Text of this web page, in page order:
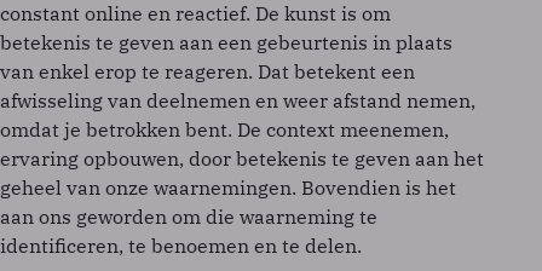
constant online en reactief. De kunst is om
betekenis te geven aan een gebeurtenis in plaats
van enkel erop te reageren. Dat betekent een
afwisseling van deelnemen en weer afstand nemen,
omdat je betrokken bent. De context meenemen,
ervaring opbouwen, door betekenis te geven aan het
geheel van onze waarnemingen. Bovendien is het
aan ons geworden om die waarneming te
identificeren, te benoemen en te delen.